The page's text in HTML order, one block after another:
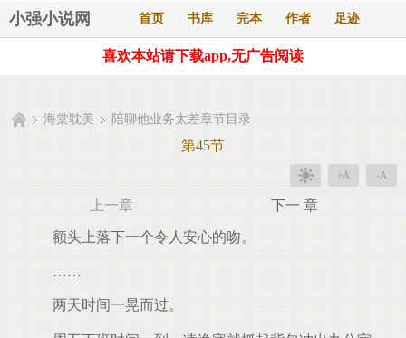
小强小说网 首页 书库 完本 作者 足迹
喜欢本站请下载app,无广告阅读
海棠耽美 陪聊他业务太差章节目录
第45节
+A -A
上一章 下一 章
额头上落下一个令人安心的吻。
……
两天时间一晃而过。